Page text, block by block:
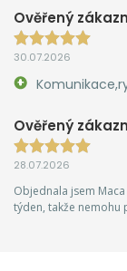
Ověřený
30.07.2026
Ověřený
28.07.2026
Objednala jsem
týden, takže nemohu